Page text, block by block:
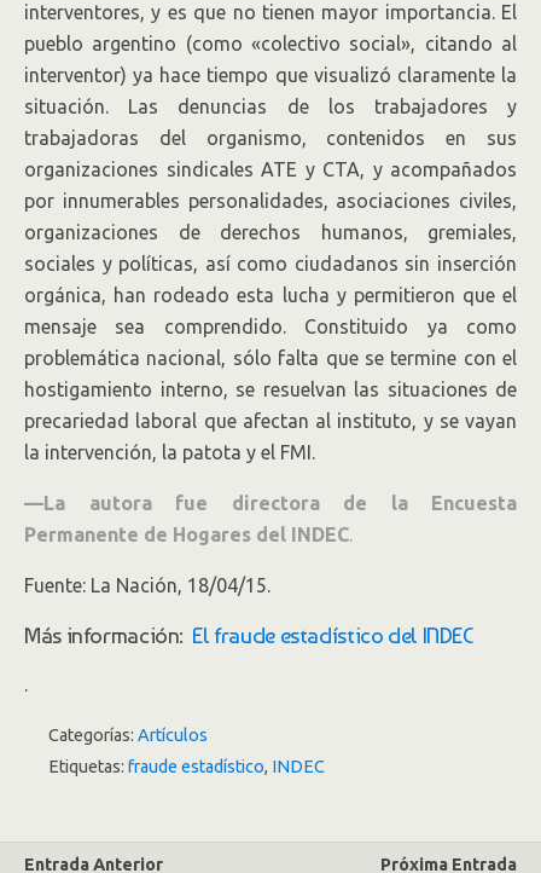
interventores, y es que no tienen mayor importancia. El
pueblo argentino (como «colectivo social», citando al
interventor) ya hace tiempo que visualizó claramente la
situación. Las denuncias de los trabajadores y
trabajadoras del organismo, contenidos en sus
organizaciones sindicales ATE y CTA, y acompañados
por innumerables personalidades, asociaciones civiles,
organizaciones de derechos humanos, gremiales,
sociales y políticas, así como ciudadanos sin inserción
orgánica, han rodeado esta lucha y permitieron que el
mensaje sea comprendido. Constituido ya como
problemática nacional, sólo falta que se termine con el
hostigamiento interno, se resuelvan las situaciones de
precariedad laboral que afectan al instituto, y se vayan
la intervención, la patota y el FMI.
—La autora fue directora de la Encuesta
Permanente de Hogares del INDEC.
Fuente: La Nación, 18/04/15.
Más información: El fraude estadístico del INDEC
.
Categorías: Artículos
Etiquetas: fraude estadístico, INDEC
Entrada Anterior Próxima Entrada